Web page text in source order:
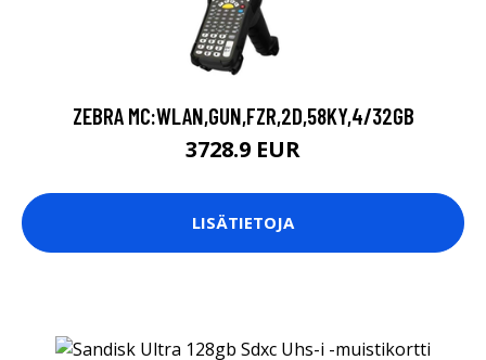
ZEBRA MC:WLAN,GUN,FZR,2D,58KY,4/32GB
3728.9 EUR
LISÄTIETOJA